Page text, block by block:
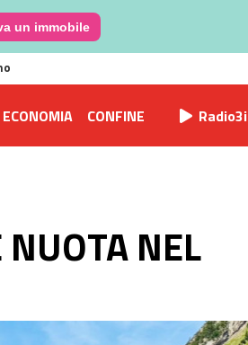
un immobile
ECONOMIA CONFINE Radio3i
NEL